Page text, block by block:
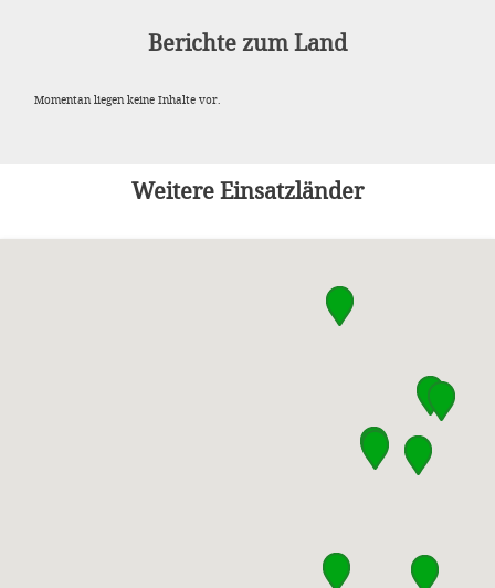
Berichte zum Land
Momentan liegen keine Inhalte vor.
Weitere Einsatzländer